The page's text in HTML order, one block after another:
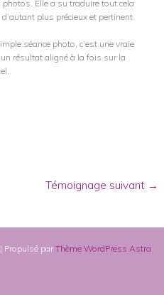
Elle a su traduire tout cela
plus précieux et pertinent.
séance photo, c’est une vraie
résultat aligné à la fois sur la
Témoignage suivant →
Propulsé par Thème WordPress Astra